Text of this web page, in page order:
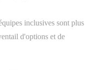
inclusives sont plus
d'options et de